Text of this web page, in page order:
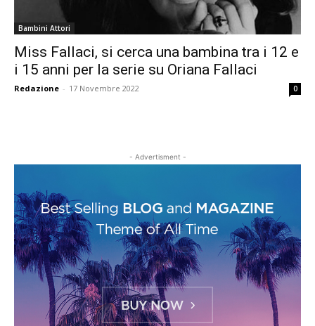
Bambini Attori
Miss Fallaci, si cerca una bambina tra i 12 e
i 15 anni per la serie su Oriana Fallaci
Redazione - 17 Novembre 2022 0
- Advertisment -